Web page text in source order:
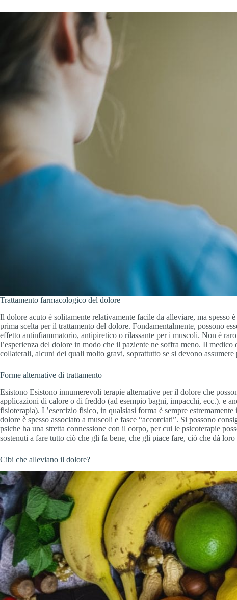
Trattamento farmacologico del dolore
Il dolore acuto è solitamente relativamente facile da alleviare, ma
prima scelta per il trattamento del dolore. Fondamentalmente, possono
effetto antinfiammatorio, antipiretico o rilassante per i muscoli. Non è
l’esperienza del dolore in modo che il paziente ne soffra meno. Il
collaterali, alcuni dei quali molto gravi, soprattutto se si devono assumere
Forme alternative di trattamento
Esistono Esistono innumerevoli terapie alternative per il dolore che
applicazioni di calore o di freddo (ad esempio bagni, impacchi, ecc.). e
fisioterapia). L’esercizio fisico, in qualsiasi forma è sempre
dolore è spesso associato a muscoli e fasce “accorciati”. Si possono
psiche ha una stretta connessione con il corpo, per cui le psicoterapie
sostenuti a fare tutto ciò che gli fa bene, che gli piace fare, ciò che dà
Cibi che alleviano il dolore?